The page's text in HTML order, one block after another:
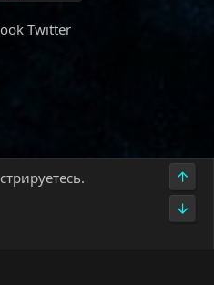
Twitter
Верх
Низ